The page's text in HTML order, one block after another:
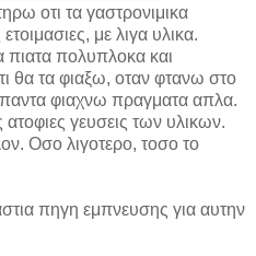
οτι τα γαστρονιμικα
με λιγα υλικα.
πιατα πολυπλοκα και
θα τα φιαξω, οταν φτανω στο
φιαχνω πραγματα απλα.
γευσεις των υλικων.
Οσο λιγοτερo, τοσο το
πηγη εμπνευσης για αυτην